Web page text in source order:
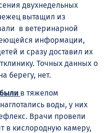
двухнедельных
вытащил из
в ветеринарной
информации,
и сразу доставил их
Точных данных о
берегу, нет.
были в тяжелом
воды, у них
Врачи провели
в кислородную камеру,